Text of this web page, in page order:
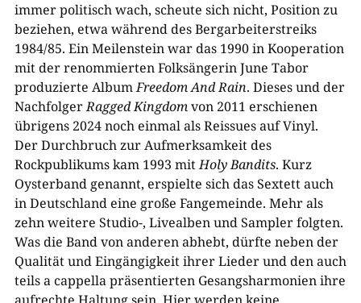
immer politisch wach, scheute sich nicht, Position zu
beziehen, etwa während des Bergarbeiterstreiks
1984/85. Ein Meilenstein war das 1990 in Kooperation
mit der renommierten Folksängerin June Tabor
produzierte AlbumFreedom And Rain. Dieses und der
NachfolgerRagged Kingdomvon 2011 erschienen
übrigens 2024 noch einmal als Reissues auf Vinyl.
Der Durchbruch zur Aufmerksamkeit des
Rockpublikums kam 1993 mitHoly Bandits. Kurz
Oysterband genannt, erspielte sich das Sextett auch
in Deutschland eine große Fangemeinde. Mehr als
zehn weitere Studio-, Livealben und Sampler folgten.
Was die Band von anderen abhebt, dürfte neben der
Qualität und Eingängigkeit ihrer Lieder und den auch
teils a cappella präsentierten Gesangsharmonien ihre